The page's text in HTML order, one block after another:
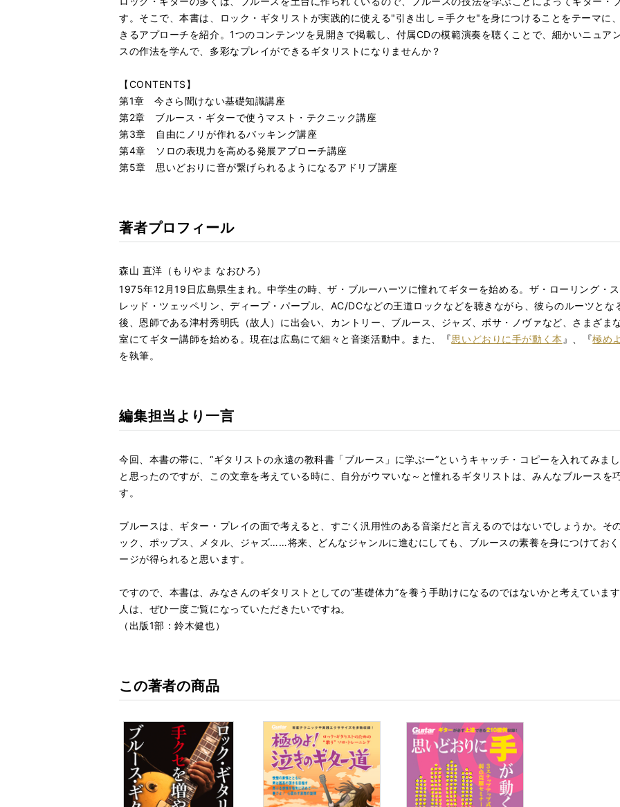
す。そこで、本書は、ロック・ギタリストが実践的に使える"引き出し＝手クセ"を身につけることをテーマに
きるアプローチを紹介。1つのコンテンツを見開きで掲載し、付属CDの模範演奏を聴くことで、細かいニュア
スの作法を学んで、多彩なプレイができるギタリストになりませんか？
【CONTENTS】
第1章 今さら聞けない基礎知識講座
第2章 ブルース・ギターで使うマスト・テクニック講座
第3章 自由にノリが作れるバッキング講座
第4章 ソロの表現力を高める発展アプローチ講座
第5章 思いどおりに音が繋げられるようになるアドリブ講座
著者プロフィール
森山 直洋（もりやま なおひろ）
1975年12月19日広島県生まれ。中学生の時、ザ・ブルーハーツに憧れてギターを始める。ザ・ローリング・
レッド・ツェッペリン、ディープ・パープル、AC/DCなどの王道ロックなどを聴きながら、彼らのルーツと
後、恩師である津村秀明氏（故人）に出会い、カントリー、ブルース、ジャズ、ボサ・ノヴァなど、さまざ
室にてギター講師を始める。現在は広島にて細々と音楽活動中。また、『思いどおりに手が動く本 』、『極め
を執筆。
編集担当より一言
今回、本書の帯に、“ギタリストの永遠の教科書「ブルース」に学ぶー”というキャッチ・コピーを入れてみま
と思ったのですが、この文章を考えている時に、自分がウマいな～と憧れるギタリストは、みんなブルースを
す。
ブルースは、ギター・プレイの面で考えると、すごく汎用性のある音楽だと言えるのではないでしょうか。そ
ック、ポップス、メタル、ジャズ……将来、どんなジャンルに進むにしても、ブルースの素養を身につけてお
ージが得られると思います。
ですので、本書は、みなさんのギタリストとしての“基礎体力”を養う手助けになるのではないかと考えていま
人は、ぜひ一度ご覧になっていただきたいですね。
（出版1部：鈴木健也）
この著者の商品